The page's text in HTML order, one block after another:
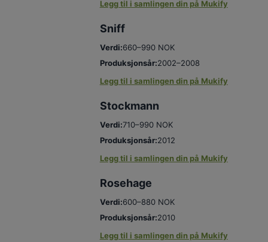
Legg til i samlingen din på Mukify
Sniff
Verdi:660–990 NOK
Produksjonsår:2002–2008
Legg til i samlingen din på Mukify
Stockmann
Verdi:710–990 NOK
Produksjonsår:2012
Legg til i samlingen din på Mukify
Rosehage
Verdi:600–880 NOK
Produksjonsår:2010
Legg til i samlingen din på Mukify